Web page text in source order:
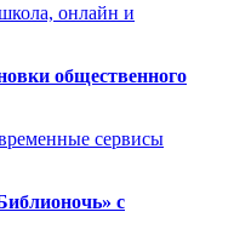
онлайн и
общественного
сервисы
с